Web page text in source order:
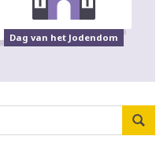
Dag van het Jodendom